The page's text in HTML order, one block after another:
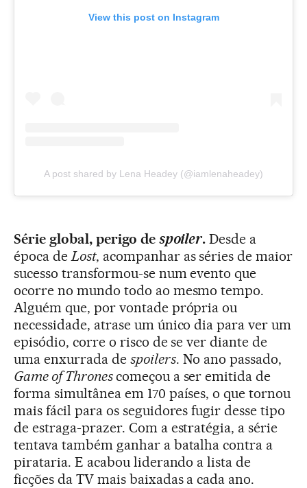
View this post on Instagram
A post shared by Lena Headey (@iamlenaheadey)
Série global, perigo de spoiler.Desde a
época deLost, acompanhar as séries de maior
sucesso transformou-se num evento que
ocorre no mundo todo ao mesmo tempo.
Alguém que, por vontade própria ou
necessidade, atrase um único dia para ver um
episódio, corre o risco de se ver diante de
uma enxurrada de spoilers. No ano passado,
Game of Thronescomeçou a ser emitida de
forma simultânea em 170 países, o que tornou
mais fácil para os seguidores fugir desse tipo
de estraga-prazer. Com a estratégia, a série
tentava também ganhar a batalha contra a
pirataria. E acabou liderando a lista de
ficções da TV mais baixadas a cada ano.